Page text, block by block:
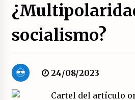
La psicología de la
«paquetes retóricos».
21/07/2026
derechistas de la
socialismo?
24/08/2023